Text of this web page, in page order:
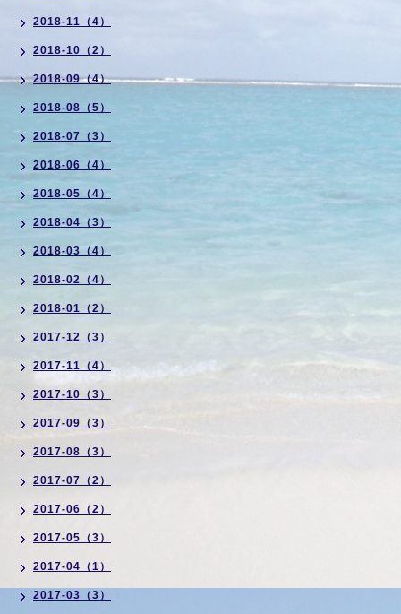
2018-11（4）
2018-10（2）
2018-09（4）
2018-08（5）
2018-07（3）
2018-06（4）
2018-05（4）
2018-04（3）
2018-03（4）
2018-02（4）
2018-01（2）
2017-12（3）
2017-11（4）
2017-10（3）
2017-09（3）
2017-08（3）
2017-07（2）
2017-06（2）
2017-05（3）
2017-04（1）
2017-03（3）